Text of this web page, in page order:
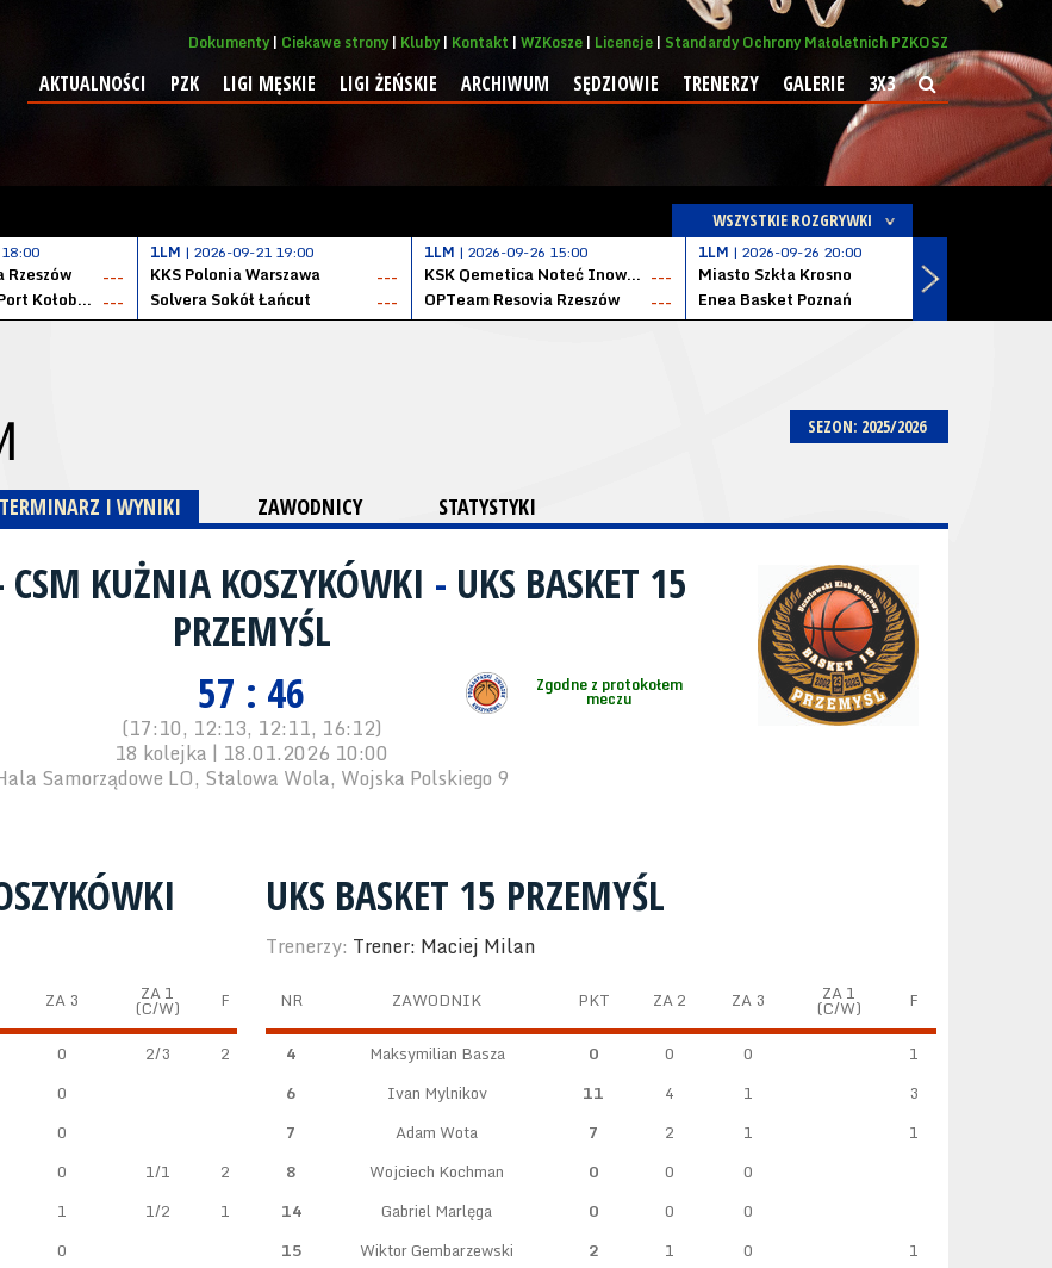
Dokumenty Ciekawe strony Kluby Kontakt WZKosze Licencje Standardy Ochrony Małoletnich PZKOSZ
AKTUALNOŚCI PZK LIGI MĘSKIE LIGI ŻEŃSKIE ARCHIWUM SĘDZIOWIE TRENERZY GALERIE 3X3
WSZYSTKIE ROZGRYWKI
Rzeszów
---
Datzzy Kotwica Port Kołobrzeg ---
1LM | 2026-09-21 19:00
KKS Polonia Warszawa
---
Solvera Sokół Łańcut
---
1LM | 2026-09-26 15:00
KSK Qemetica Noteć Inowrocław ---
OPTeam Resovia Rzeszów
---
1LM | 2026-09-26 20:00
Miasto Szkła Krosno
---
Enea Basket Poznań
SEZON: 2025/2026
TERMINARZ I WYNIKI ZAWODNICY STATYSTYKI
CSM KUŻNIA KOSZYKÓWKI - UKS BASKET 15
PRZEMYŚL
Zgodne z protokołem
meczu
57 : 46
(17:10, 12:13, 12:11, 16:12)
18 kolejka | 18.01.2026 10:00
Samorządowe LO, Stalowa Wola, Wojska Polskiego 9
ZA 3 ZA 1
(C/W) F
0 2/3
2
0
0
0 1/1
2
1 1/2
1
0
UKS BASKET 15 PRZEMYŚL
Trenerzy: Trener: Maciej Milan
NR ZAWODNIK PKT ZA 2 ZA 3 ZA 1
(C/W) F
4 Maksymilian Basza 0 0 0
1
6
Ivan Mylnikov 11 4 1
3
7
Adam Wota 7 2 1
1
8
Wojciech Kochman 0 0
0
14
Gabriel Marlęga 0 0
0
15
Wiktor Gembarzewski 2 1 0
1